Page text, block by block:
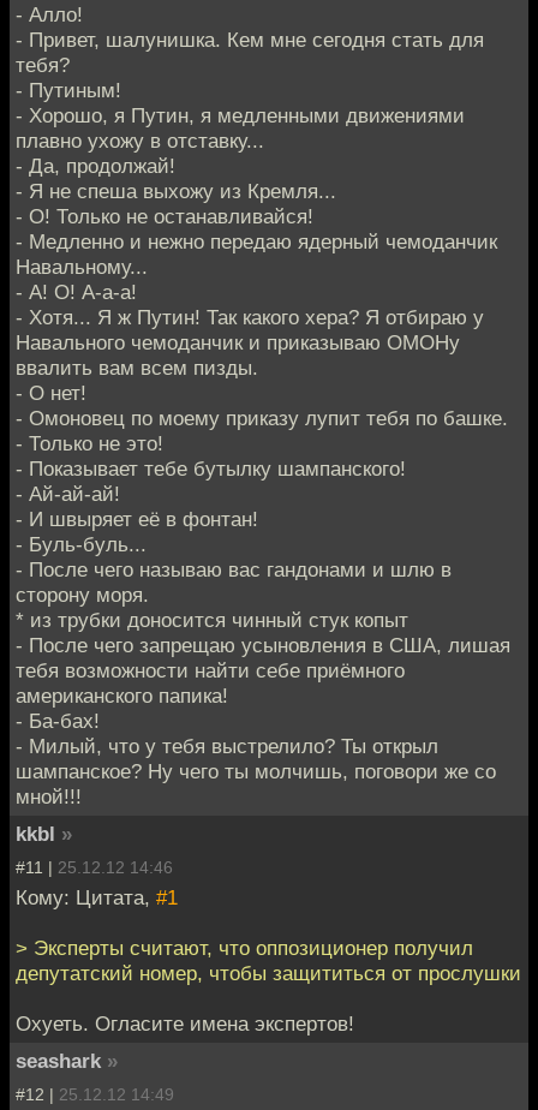
- Алло!
- Привет, шалунишка. Кем мне сегодня стать для
тебя?
- Путиным!
- Хорошо, я Путин, я медленными движениями
плавно ухожу в отставку...
- Да, продолжай!
- Я не спеша выхожу из Кремля...
- О! Только не останавливайся!
- Медленно и нежно передаю ядерный чемоданчик
Навальному...
- А! О! А-а-а!
- Хотя... Я ж Путин! Так какого хера? Я отбираю у
Навального чемоданчик и приказываю ОМОНу
ввалить вам всем пизды.
- О нет!
- Омоновец по моему приказу лупит тебя по башке.
- Только не это!
- Показывает тебе бутылку шампанского!
- Ай-ай-ай!
- И швыряет её в фонтан!
- Буль-буль...
- После чего называю вас гандонами и шлю в
сторону моря.
* из трубки доносится чинный стук копыт
- После чего запрещаю усыновления в США, лишая
тебя возможности найти себе приёмного
американского папика!
- Ба-бах!
- Милый, что у тебя выстрелило? Ты открыл
шампанское? Ну чего ты молчишь, поговори же со
мной!!!
kkbl »
#11 | 25.12.12 14:46
Кому: Цитата, #1
> Эксперты считают, что оппозиционeр получил
депутатский номер, чтобы защититься от прослушки
Охуеть. Огласите имена экспертов!
seashark »
#12 | 25.12.12 14:49